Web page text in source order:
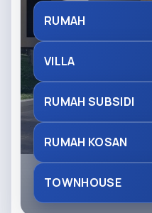
RUMAH
VILLA
RUMAH SUBSIDI
RUMAH KOSAN
TOWNHOUSE